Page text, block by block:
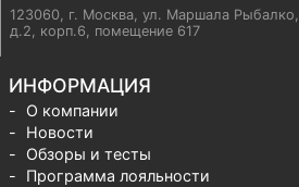
123060, г. Москва, ул. Маршала Рыбалко,
д.2, корп.6, помещение 617
ИНФОРМАЦИЯ
О компании
Новости
Обзоры и тесты
Программа лояльности